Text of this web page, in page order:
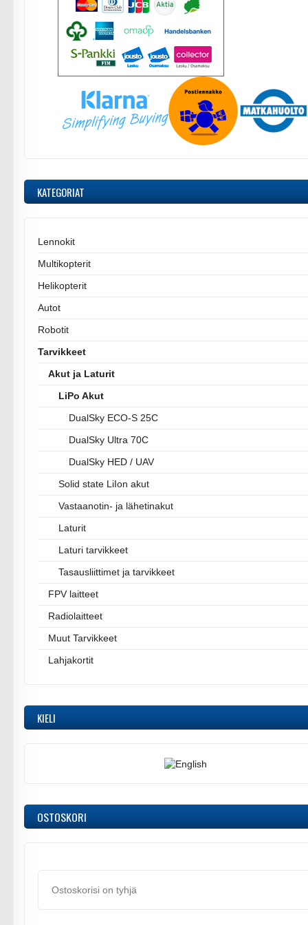
KATEGORIAT
Lennokit
Multikopterit
Helikopterit
Autot
Robotit
Tarvikkeet
Akut ja Laturit
LiPo Akut
DualSky ECO-S 25C
DualSky Ultra 70C
DualSky HED / UAV
Solid state LiIon akut
Vastaanotin- ja lähetinakut
Laturit
Laturi tarvikkeet
Tasausliittimet ja tarvikkeet
FPV laitteet
Radiolaitteet
Muut Tarvikkeet
Lahjakortit
KIELI
OSTOSKORI
Ostoskorisi on tyhjä